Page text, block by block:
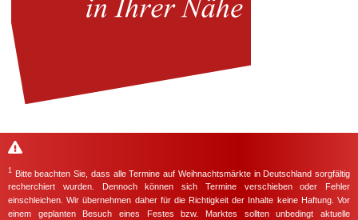
1
Bitte beachten Sie, dass alle Termine auf Weihnachtsmärkte in Deutschland sorgfältig
recherchiert wurden. Dennoch können sich Termine verschieben oder Fehler
einschleichen. Wir übernehmen daher für die Richtigkeit der Inhalte keine Haftung. Vor
einem geplanten Besuch eines Festes bzw. Marktes sollten unbedingt aktuelle